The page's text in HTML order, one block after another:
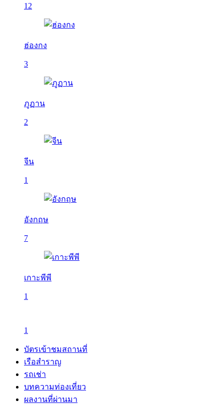
12
ฮ่องกง
3
ภูฏาน
2
จีน
1
อังกฤษ
7
เกาะพีพี
1
1
บัตรเข้าชมสถานที่
เรือสำราญ
รถเช่า
บทความท่องเที่ยว
ผลงานที่ผ่านมา